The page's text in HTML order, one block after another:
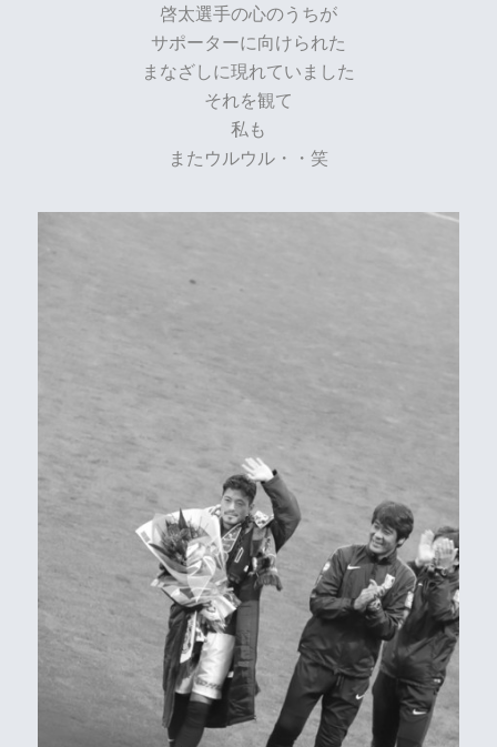
啓太選手の心のうちが
サポーターに向けられた
まなざしに現れていました
それを観て
私も
またウルウル・・笑